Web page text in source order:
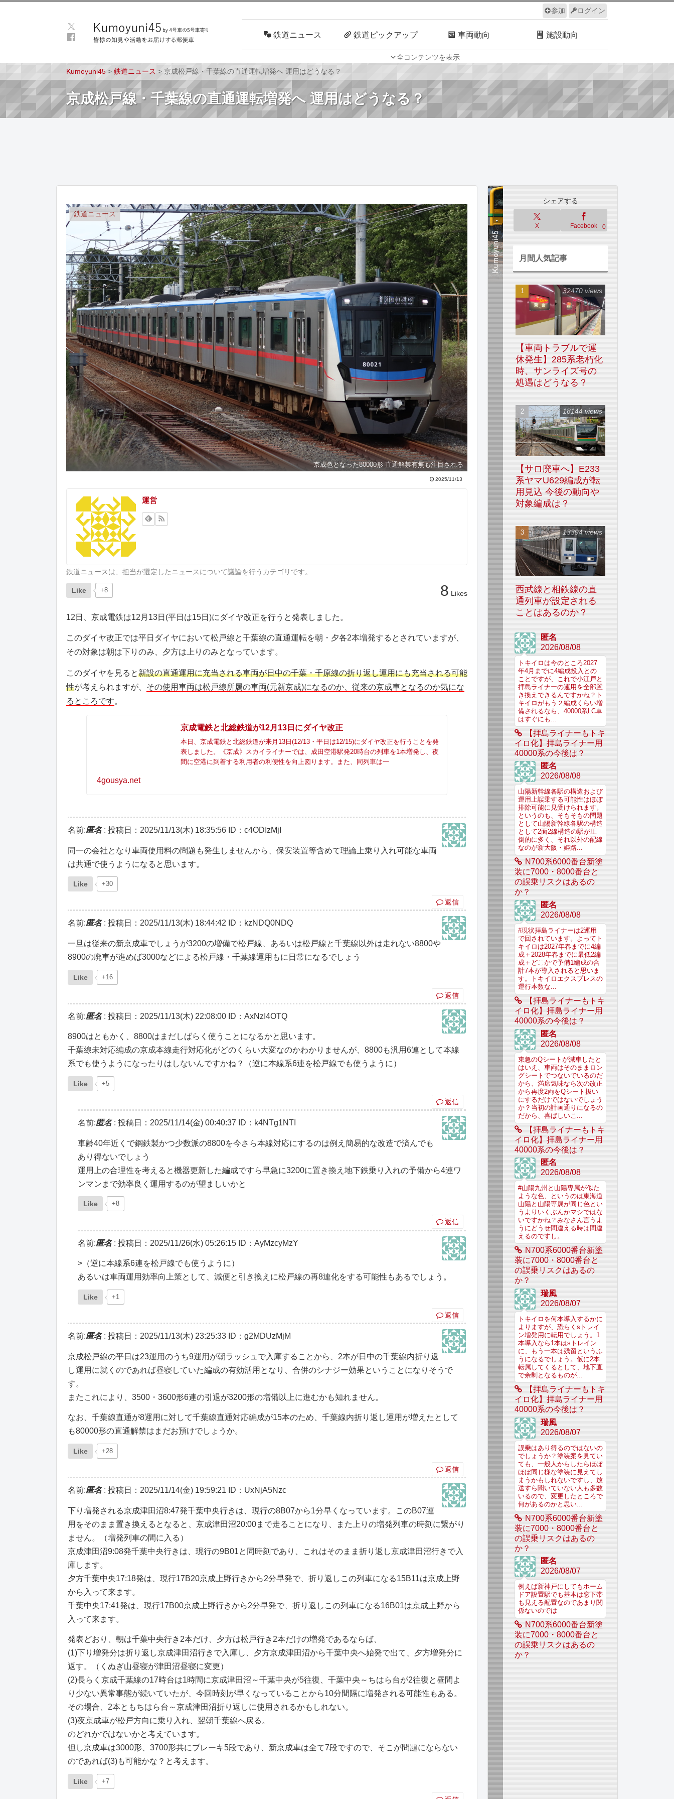
ログイン
参加
全コンテンツを表示
鉄道ニュース 鉄道ピックアップ 車両動向 施設動向
車両技術 路線探訪 ルール サイトについて
Kumoyuni45 > 鉄道ニュース > 京成松戸線・千葉線の直通運転増発へ 運用はどうなる？
京成松戸線・千葉線の直通運転増発へ 運用はどうなる？
鉄道ニュース
京成色となった80000形 直通解禁有無も注目される
2025/11/13
運営
鉄道ニュースは、担当が選定したニュースについて議論を行うカテゴリです。
Like +8 8 Likes
12日、京成電鉄は12月13日(平日は15日)にダイヤ改正を行うと発表しました。
このダイヤ改正では平日ダイヤにおいて松戸線と千葉線の直通運転を朝・夕各2本増発するとされていますが、
その対象は朝は下りのみ、夕方は上りのみとなっています。
このダイヤを見ると新設の直通運用に充当される車両が日中の千葉・千原線の折り返し運用にも充当される可能
性が考えられますが、 その使用車両は松戸線所属の車両(元新京成)になるのか、従来の京成車となるのか気にな
るところです。
京成電鉄と北総鉄道が12月13日にダイヤ改正
本日、京成電鉄と北総鉄道が来月13日(12/13・平日は12/15)にダイヤ改正を行うことを発
表しました。《京成》スカイライナーでは、成田空港駅発20時台の列車を1本増発し、夜
間に空港に到着する利用者の利便性を向上図ります。また、同列車は一
4gousya.net
名前:匿名: 投稿日：2025/11/13(木) 18:35:56 ID：c4ODIzMjI
同一の会社となり車両使用料の問題も発生しませんから、保安装置等含めて理論上乗り入れ可能な車両
は共通で使うようになると思います。
Like +30
返信
名前:匿名: 投稿日：2025/11/13(木) 18:44:42 ID：kzNDQ0NDQ
一旦は従来の新京成車でしょうが3200の増備で松戸線、あるいは松戸線と千葉線以外は走れない8800や
8900の廃車が進めば3000などによる松戸線・千葉線運用もに日常になるでしょう
Like +16
返信
名前:匿名: 投稿日：2025/11/13(木) 22:08:00 ID：AxNzI4OTQ
8900はともかく、8800はまだしばらく使うことになるかと思います。
千葉線未対応編成の京成本線走行対応化がどのくらい大変なのかわかりませんが、8800も汎用6連として本線
系でも使うようになったりはしないんですかね？（逆に本線系6連を松戸線でも使うように）
Like +5
返信
名前:匿名: 投稿日：2025/11/14(金) 00:40:37 ID：k4NTg1NTI
車齢40年近くで鋼鉄製かつ少数派の8800を今さら本線対応にするのは例え簡易的な改造で済んでも
あり得ないでしょう
運用上の合理性を考えると機器更新した編成ですら早急に3200に置き換え地下鉄乗り入れの予備から4連ワ
ンマンまで効率良く運用するのが望ましいかと
Like +8
返信
名前:匿名: 投稿日：2025/11/26(水) 05:26:15 ID：AyMzcyMzY
>（逆に本線系6連を松戸線でも使うように）
あるいは車両運用効率向上策として、減便と引き換えに松戸線の再8連化をする可能性もあるでしょう。
Like +1
返信
名前:匿名: 投稿日：2025/11/13(木) 23:25:33 ID：g2MDUzMjM
京成松戸線の平日は23運用のうち9運用が朝ラッシュで入庫することから、2本が日中の千葉線内折り返
し運用に就くのであれば昼寝していた編成の有効活用となり、合併のシナジー効果ということになりそうで
す。
またこれにより、3500・3600形6連の引退が3200形の増備以上に進むかも知れません。
なお、千葉線直通が8運用に対して千葉線直通対応編成が15本のため、千葉線内折り返し運用が増えたとして
も80000形の直通解禁はまだお預けでしょうか。
Like +28
返信
名前:匿名: 投稿日：2025/11/14(金) 19:59:21 ID：UxNjA5Nzc
下り増発される京成津田沼8:47発千葉中央行きは、現行の8B07から1分早くなっています。このB07運
用をそのまま置き換えるとなると、京成津田沼20:00まで走ることになり、また上りの増発列車の時刻に繋がり
ません。（増発列車の間に入る）
京成津田沼9:08発千葉中央行きは、現行の9B01と同時刻であり、これはそのまま折り返し京成津田沼行きで入
庫します。
夕方千葉中央17:18発は、現行17B20京成上野行きから2分早発で、折り返しこの列車になる15B11は京成上野
から入って来ます。
千葉中央17:41発は、現行17B00京成上野行きから2分早発で、折り返しこの列車になる16B01は京成上野から
入って来ます。
発表どおり、朝は千葉中央行き2本だけ、夕方は松戸行き2本だけの増発であるならば、
(1)下り増発分は折り返し京成津田沼行きで入庫し、夕方京成津田沼から千葉中央へ始発で出て、夕方増発分に
返す。（くぬぎ山昼寝が津田沼昼寝に変更）
(2)長らく京成千葉線の17時台は1時間に京成津田沼～千葉中央が5往復、千葉中央～ちはら台が2往復と昼間よ
り少ない異常事態が続いていたが、今回時刻が早くなっていることから10分間隔に増発される可能性もある。
その場合、2本ともちはら台～京成津田沼折り返しに使用されるかもしれない。
(3)夜京成車が松戸方向に乗り入れ、翌朝千葉線へ戻る。
のどれかではないかと考えています。
但し京成車は3000形、3700形共にブレーキ5段であり、新京成車は全て7段ですので、そこが問題にならない
のであれば(3)も可能かな？と考えます。
Like +7
シェアする
X Facebook 0
月間人気記事
【車両トラブルで運
休発生】285系老朽化
時、サンライズ号の
処遇はどうなる？
32470 views
【サロ廃車へ】E233
系ヤマU629編成が転
用見込 今後の動向や
対象編成は？
18144 views
西武線と相鉄線の直
通列車が設定される
ことはあるのか？
13394 views
匿名
2026/08/08
トキイロは今のところ2027
年4月までに4編成投入との
ことですが、これで小江戸と
拝島ライナーの運用を全部置
き換えできるんですかね？ト
キイロがもう２編成くらい増
備されるなら、40000系LC車
はすぐにも...
【拝島ライナーもトキ
イロ化】拝島ライナー用
40000系の今後は？
匿名
2026/08/08
山陽新幹線各駅の構造および
運用上誤乗する可能性はほぼ
排除可能に見受けられます。
というのも、そもそもの問題
として山陽新幹線各駅の構造
として2面2線構造の駅が圧
倒的に多く、それ以外の配線
なのが新大阪・姫路...
N700系6000番台新塗
装に7000・8000番台と
の誤乗リスクはあるの
か？
匿名
2026/08/08
#現状拝島ライナーは2運用
で回されています。よってト
キイロは2027年春までに4編
成＋2028年春までに最低2編
成＋どこかで予備1編成の合
計7本が導入されると思いま
す。トキイロエクスプレスの
運行本数な...
【拝島ライナーもトキ
イロ化】拝島ライナー用
40000系の今後は？
匿名
2026/08/08
東急のQシートが減車したと
はいえ、車両はそのままロン
グシートでつないでいるのだ
から、満席気味なら次の改正
から再度2両をQシート扱い
にするだけではないでしょう
か？当初の計画通りになるの
だから、喜ばしいこ...
【拝島ライナーもトキ
イロ化】拝島ライナー用
40000系の今後は？
匿名
2026/08/08
#山陽九州と山陽専属が似た
ような色、というのは東海道
山陽と山陽専属が同じ色とい
うよりいくぶんかマシではな
いですかね？みなさん言うよ
うにどうせ間違える時は間違
えるのですし。
N700系6000番台新塗
装に7000・8000番台と
の誤乗リスクはあるの
か？
瑞風
2026/08/07
トキイロを何本導入するかに
よりますが、恐らくsトレイ
ン増発用に転用でしょう。1
本導入なら1本はsトレイン
に、もう一本は残留というふ
うになるでしょう。仮に2本
転属してくるとして、地下直
で余剰となるものが...
【拝島ライナーもトキ
イロ化】拝島ライナー用
40000系の今後は？
瑞風
2026/08/07
誤乗はあり得るのではないの
でしょうか？塗装案を見てい
ても、一般人からしたらほぼ
ほぼ同じ様な塗装に見えてし
まうかもしれないですし、放
送すら聞いていない人も多数
いるので、変更したところで
何があるのかと思い...
N700系6000番台新塗
装に7000・8000番台と
の誤乗リスクはあるの
か？
匿名
2026/08/07
例えば新神戸にしてもホーム
ドア設置駅でも基本は窓下帯
も見える配置なのであまり関
係ないのでは
N700系6000番台新塗
装に7000・8000番台と
の誤乗リスクはあるの
か？